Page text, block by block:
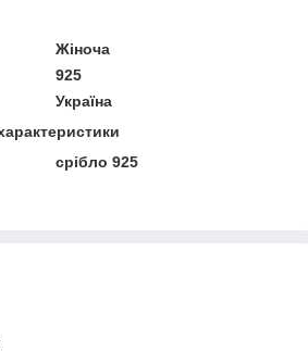
Жіноча
925
Україна
срібло 925